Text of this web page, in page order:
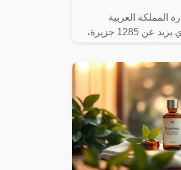
المملكة العربية
السعودية، وعددها الذي يزيد عن 1285 جزيرة،